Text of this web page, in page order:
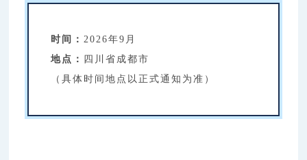
时间： 2026年9月
地点： 四川省成都市
（具体时间地点以正式通知为准）